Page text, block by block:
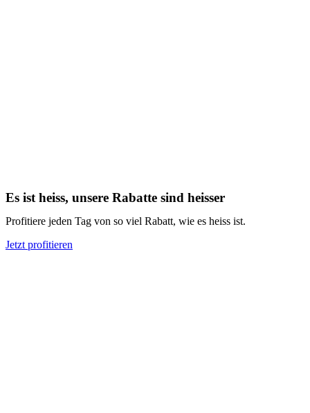
Es ist heiss, unsere Rabatte sind heisser
Profitiere jeden Tag von so viel Rabatt, wie es heiss ist.
Jetzt profitieren